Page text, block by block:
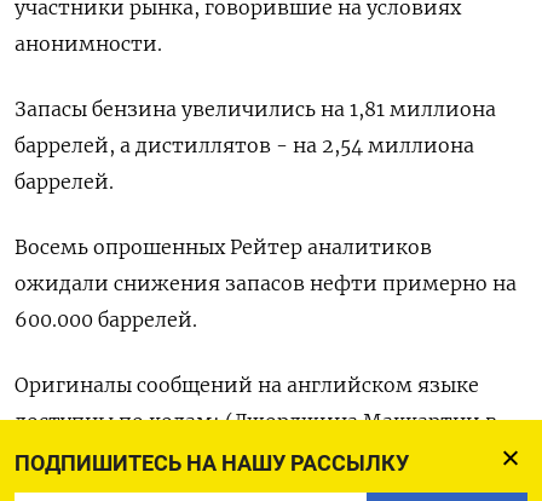
ПОДПИШИТЕСЬ НА НАШУ РАССЫЛКУ
участники рынка, говорившие на условиях
анонимности.
Запасы бензина увеличились на 1,81 миллиона
баррелей, а дистиллятов - на 2,54 миллиона
баррелей.
Восемь опрошенных Рейтер аналитиков
ожидали снижения запасов нефти примерно на
600.000 баррелей.
Оригиналы сообщений на английском языке
доступны по кодам: (Джорджина Маккартни в
Хьюстоне)